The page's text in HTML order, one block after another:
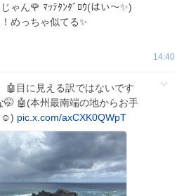
ゃん🌹 ﾏｯﾃﾀﾝﾀﾞﾛｳ(はい〜✨)
めっちゃ似てる✨
14:40
目に見える訳ではないです
🤖(本州最南端の地からお手
pic.x.com/axCXK0QWpT